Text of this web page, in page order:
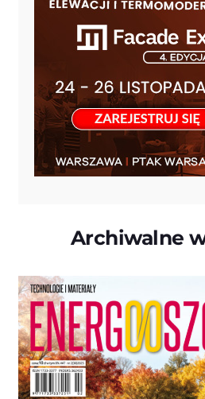
Archiwalne